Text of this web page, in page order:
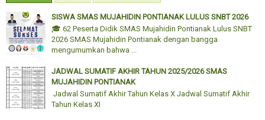
SISWA SMAS MUJAHIDIN PONTIANAK LULUS SNBT 2026
🎓 62 Peserta Didik SMAS Mujahidin Pontianak Lulus SNBT
2026 SMAS Mujahidin Pontianak dengan bangga
mengumumkan bahwa ...
JADWAL SUMATIF AKHIR TAHUN 2025/2026 SMAS
MUJAHIDIN PONTIANAK
Jadwal Sumatif Akhir Tahun Kelas X Jadwal Sumatif Akhir
Tahun Kelas XI